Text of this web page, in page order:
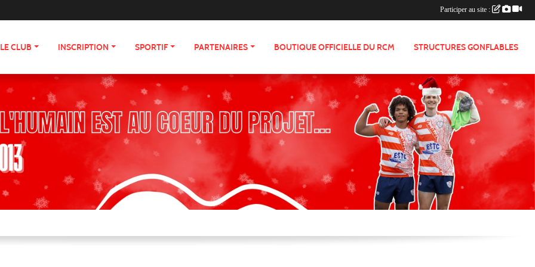
LE CLUB INSCRIPTION SPORTIF PARTENAIRES BOUTIQUE OFFICIELLE DU RCM STRUCTURES GONFLABLES
Participer au site :